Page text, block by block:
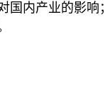
内产业的影响；